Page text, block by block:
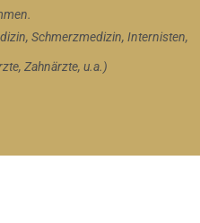
Schmerzmedizin, Internisten,
Zahnärzte, u.a.)